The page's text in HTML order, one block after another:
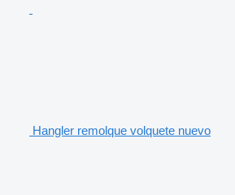
Hangler remolque volquete nuevo